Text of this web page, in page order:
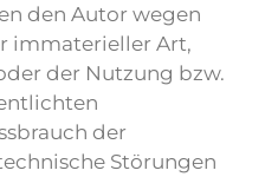
den Autor wegen
immaterieller Art,
der Nutzung bzw.
der
Störungen